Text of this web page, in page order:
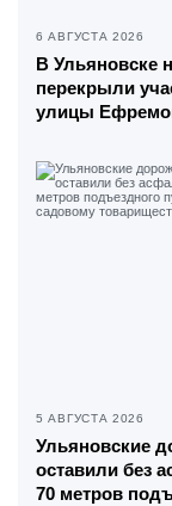
6 АВГУСТА 2026
В Ульяновске
перекрыли
улицы
5 АВГУСТА 2026
Ульяновские
оставили без
70 метров